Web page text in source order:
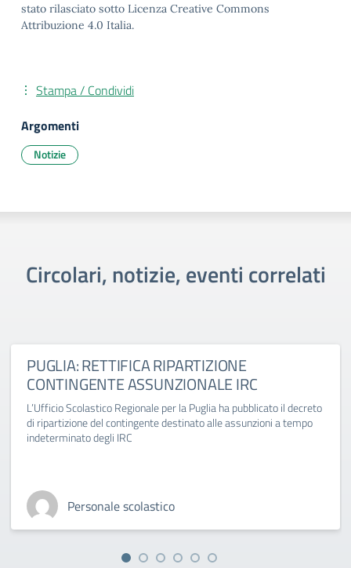
stato rilasciato sotto Licenza Creative Commons
Attribuzione 4.0 Italia.
Stampa / Condividi
Argomenti
Notizie
Circolari, notizie, eventi correlati
PUGLIA: RETTIFICA RIPARTIZIONE
CONTINGENTE ASSUNZIONALE IRC
L’Ufficio Scolastico Regionale per la Puglia ha pubblicato il decreto
di ripartizione del contingente destinato alle assunzioni a tempo
indeterminato degli IRC
Personale scolastico